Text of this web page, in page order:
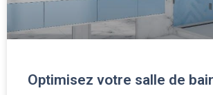
Optimisez votre salle de